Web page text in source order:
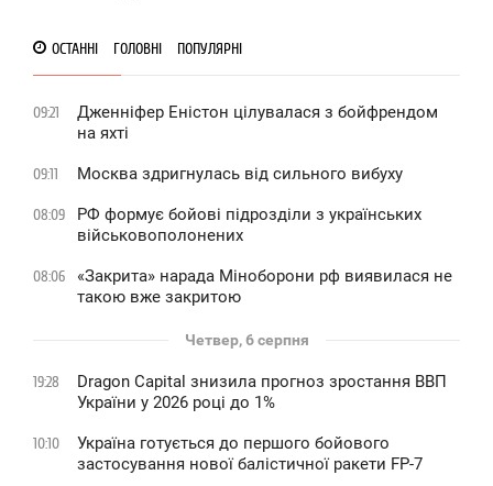
ОСТАННІ ГОЛОВНІ ПОПУЛЯРНІ
09:21
Дженніфер Еністон цілувалася з бойфрендом
на яхті
09:11 Москва здригнулась від сильного вибуху
08:09
РФ формує бойові підрозділи з українських
військовополонених
08:06
«Закрита» нарада Міноборони рф виявилася не
такою вже закритою
Четвер, 6 серпня
19:28
Dragon Capital знизила прогноз зростання ВВП
України у 2026 році до 1%
10:10
Україна готується до першого бойового
застосування нової балістичної ракети FP-7